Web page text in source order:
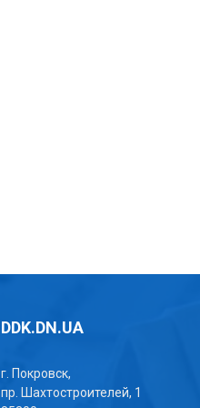
DDK.DN.UA
г. Покровск,
пр. Шахтостроителей, 1